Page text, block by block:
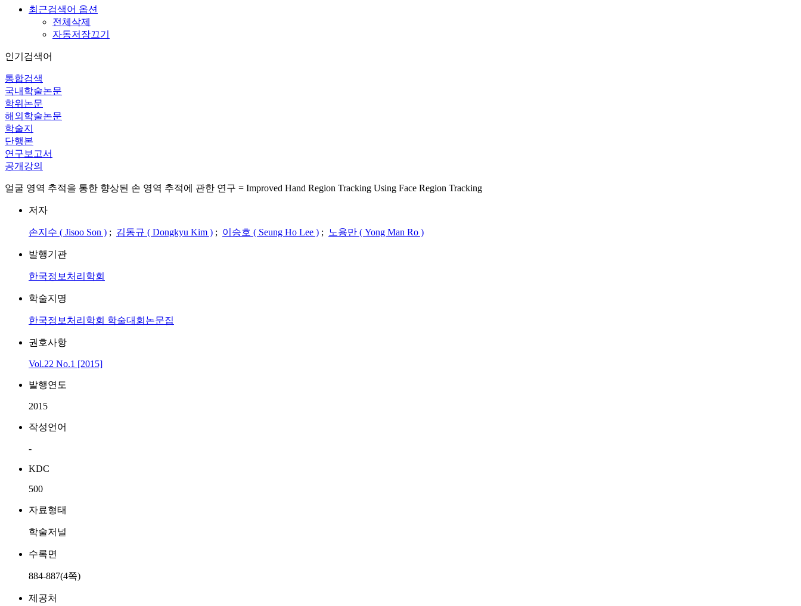
최근검색어 옵션
전체삭제
자동저장끄기
인기검색어
통합검색
국내학술논문
학위논문
해외학술논문
학술지
단행본
연구보고서
공개강의
얼굴 영역 추적을 통한 향상된 손 영역 추적에 관한 연구 = Improved Hand Region Tracking Using Face Region Tracking
저자
손지수 ( Jisoo Son ) ; 김동규 ( Dongkyu Kim ) ; 이승호 ( Seung Ho Lee ) ; 노용만 ( Yong Man Ro )
발행기관
한국정보처리학회
학술지명
한국정보처리학회 학술대회논문집
권호사항
Vol.22 No.1 [2015]
발행연도
2015
작성언어
-
KDC
500
자료형태
학술저널
수록면
884-887(4쪽)
제공처